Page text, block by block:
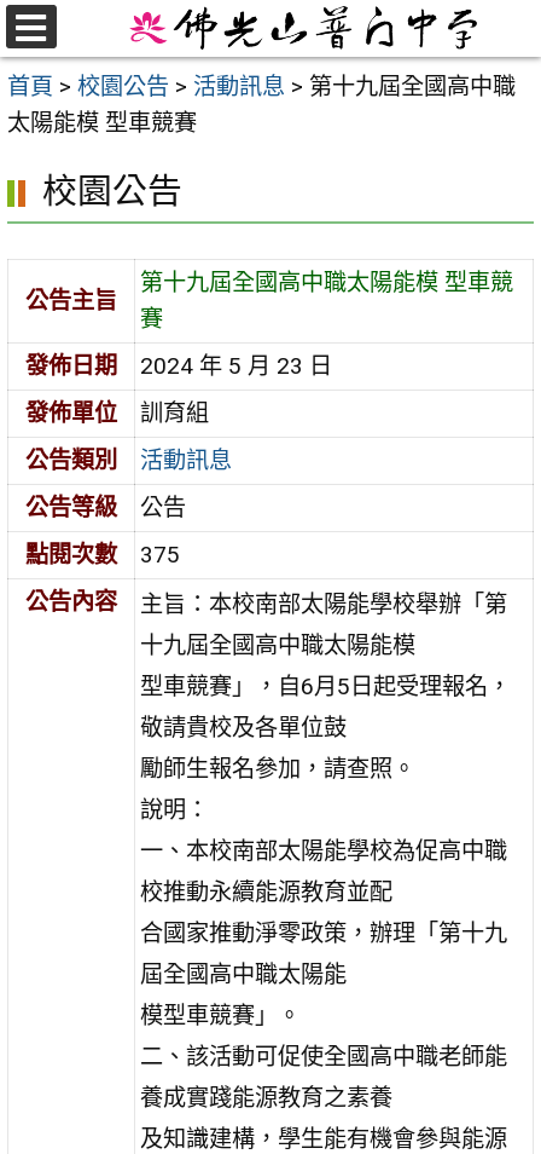
跳
至
主
要
首頁 > 校園公告 > 活動訊息 > 第十九屆全國高中職
太陽能模 型車競賽
校園公告
公告主旨
第十九屆全國高中職太陽能模 型車競
賽
發佈日期
2024 年 5 月 23 日
發佈單位
訓育組
公告類別
活動訊息
公告等級
公告
點閱次數
375
公告內容
主旨：本校南部太陽能學校舉辦「第
十九屆全國高中職太陽能模
型車競賽」，自6月5日起受理報名，
敬請貴校及各單位鼓
勵師生報名參加，請查照。
說明：
一、本校南部太陽能學校為促高中職
校推動永續能源教育並配
合國家推動淨零政策，辦理「第十九
屆全國高中職太陽能
模型車競賽」。
二、該活動可促使全國高中職老師能
養成實踐能源教育之素養
及知識建構，學生能有機會參與能源
選
單